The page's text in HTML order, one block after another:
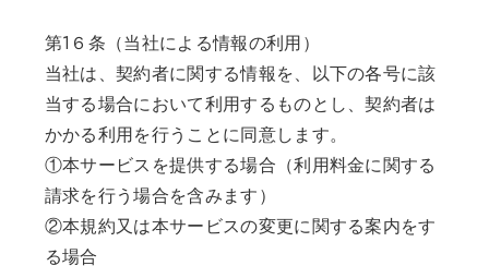
第1６条（当社による情報の利用）
当社は、契約者に関する情報を、以下の各号に該
当する場合において利用するものとし、契約者は
かかる利用を行うことに同意します。
①本サービスを提供する場合（利用料金に関する
請求を行う場合を含みます）
②本規約又は本サービスの変更に関する案内をす
る場合